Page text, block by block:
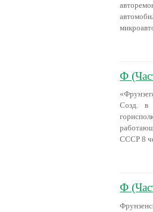
Ф
Созд. в
СССР 8
Ф